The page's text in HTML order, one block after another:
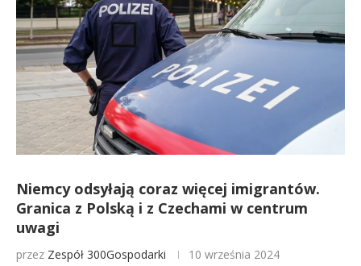
Niemcy odsyłają coraz więcej imigrantów.
Granica z Polską i z Czechami w centrum
uwagi
przez Zespół 300Gospodarki 10 września 2024